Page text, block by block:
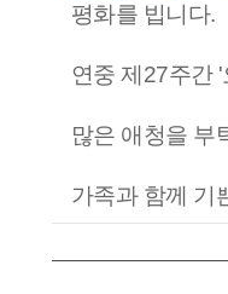
평화를 빕니다.
연중 제27주간
많은 애청을 부
가족과 함께 기